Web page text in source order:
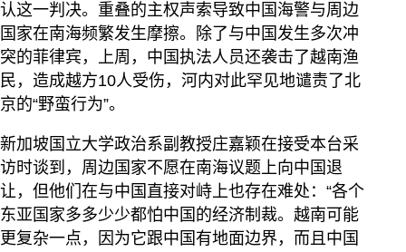
认这一判决。重叠的主权声索导致中国海警与周边
国家在南海频繁发生摩擦。除了与中国发生多次冲
突的菲律宾，上周，中国执法人员还袭击了越南渔
民，造成越方10人受伤，河内对此罕见地谴责了北
京的“野蛮行为”。
新加坡国立大学政治系副教授庄嘉颖在接受本台采
访时谈到，周边国家不愿在南海议题上向中国退
让，但他们在与中国直接对峙上也存在难处：“各个
东亚国家多多少少都怕中国的经济制裁。越南可能
更复杂一点，因为它跟中国有地面边界，而且中国